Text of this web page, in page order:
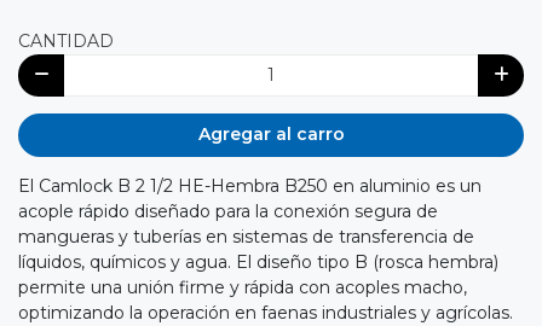
CANTIDAD
Agregar al carro
El Camlock B 2 1/2 HE-Hembra B250 en aluminio es un
acople rápido diseñado para la conexión segura de
mangueras y tuberías en sistemas de transferencia de
líquidos, químicos y agua. El diseño tipo B (rosca hembra)
permite una unión firme y rápida con acoples macho,
optimizando la operación en faenas industriales y agrícolas.